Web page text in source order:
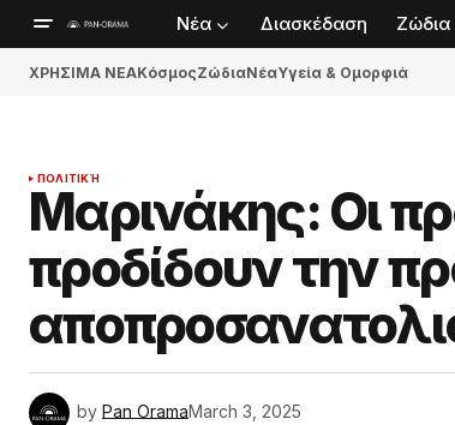
Νέα Διασκέδαση Ζώδια
ΧΡΗΣΙΜΑ ΝΕΑΚόσμοςΖώδιαΝέαΥγεία & Ομορφιά
ΠΟΛΙΤΙΚΉ
Μαρινάκης: Οι
προδίδουν την
by Pan OramaMarch 3, 2025